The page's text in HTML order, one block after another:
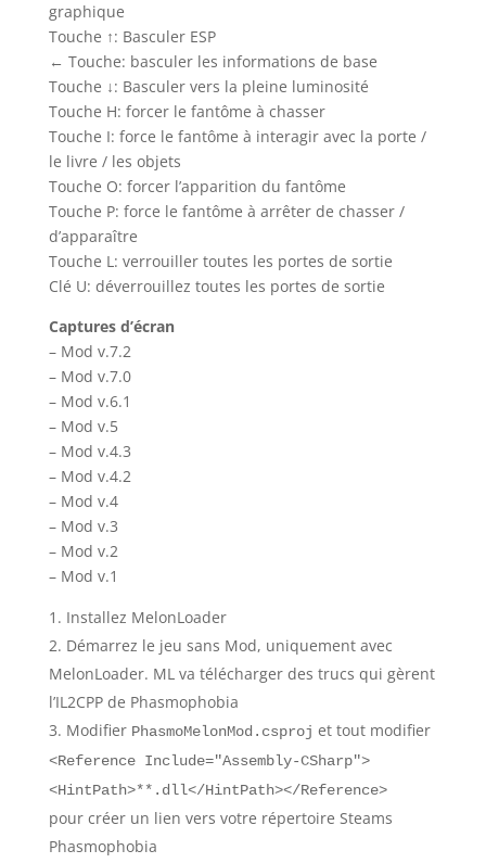
graphique
Touche ↑: Basculer ESP
← Touche: basculer les informations de base
Touche ↓: Basculer vers la pleine luminosité
Touche H: forcer le fantôme à chasser
Touche I: force le fantôme à interagir avec la porte /
le livre / les objets
Touche O: forcer l’apparition du fantôme
Touche P: force le fantôme à arrêter de chasser /
d’apparaître
Touche L: verrouiller toutes les portes de sortie
Clé U: déverrouillez toutes les portes de sortie
Captures d’écran
– Mod v.7.2
– Mod v.7.0
– Mod v.6.1
– Mod v.5
– Mod v.4.3
– Mod v.4.2
– Mod v.4
– Mod v.3
– Mod v.2
– Mod v.1
Installez MelonLoader
Démarrez le jeu sans Mod, uniquement avec
MelonLoader. ML va télécharger des trucs qui gèrent
l’IL2CPP de Phasmophobia
Modifier PhasmoMelonMod.csproj et tout modifier
<Reference Include="Assembly-CSharp">
<HintPath>**.dll</HintPath></Reference>
pour créer un lien vers votre répertoire Steams
Phasmophobia